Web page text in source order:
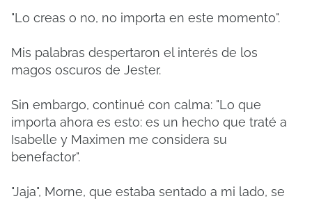
"Lo creas o no, no importa en este momento".
Mis palabras despertaron el interés de los
magos oscuros de Jester.
Sin embargo, continué con calma: "Lo que
importa ahora es esto: es un hecho que traté a
Isabelle y Maximen me considera su
benefactor".
"Jaja", Morne, que estaba sentado a mi lado, se